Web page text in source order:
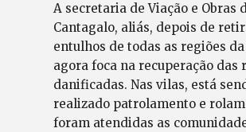
A secretaria de Viação e Obras
Cantagalo, aliás, depois de
entulhos de todas as regiões
agora foca na recuperação das
danificadas. Nas vilas, está
realizado patrolamento e
foram atendidas as